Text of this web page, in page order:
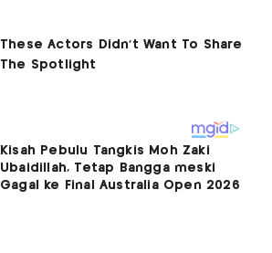
Kisah Pebulu Tangkis Moh Zaki
Ubaidillah, Tetap Bangga meski
Gagal ke Final Australia Open 2026